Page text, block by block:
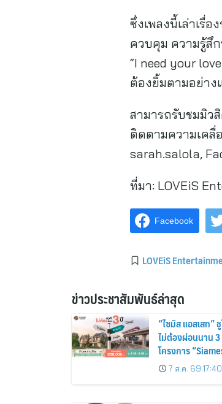
ซึ่งเพลงนี้เล่าเรื่
ควบคุม ความรู้สึ
“I need your
ต้องยิ้มตามอย่าง
สามารถรับชมมิว
ติดตามความเคลื่
sarah.salola,
ที่มา: LOVEiS
Facebook
LOVEiS
ข่าวประชาสัมพันธ์ล่าสุด
“ไซมิส แอสเสท”
ไม่ต้องผ่อนนาน 3
โครงการ
Siamese
ส่วนลดและสิทธิพิเ
7 ส.ค. 69 17:40